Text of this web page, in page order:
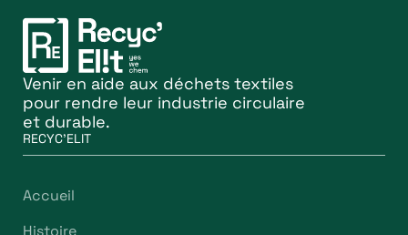
Venir en aide aux déchets textiles
pour rendre leur industrie circulaire
et durable.
RECYC'ELIT
Accueil